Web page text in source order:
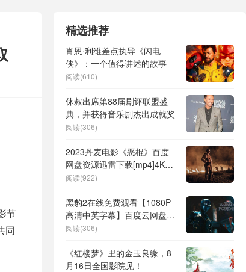
节
同
精选推荐
肖恩·利维差点执导《闪电
侠》：一个值得讲述的故事
阅读(610)
休叔出席第88届剧评联盟盛
典，并获得音乐剧杰出成就奖
阅读(306)
2023丹麦电影《恶棍》百度
网盘资源迅雷下载[mp4]4K蓝
光高清[HD1080P国语中字]
阅读(922)
黑豹2在线免费观看【1080P
高清中英字幕】百度云网盘资
源链接
阅读(306)
《红楼梦》里的金玉良缘，8
月16日全国影院见！